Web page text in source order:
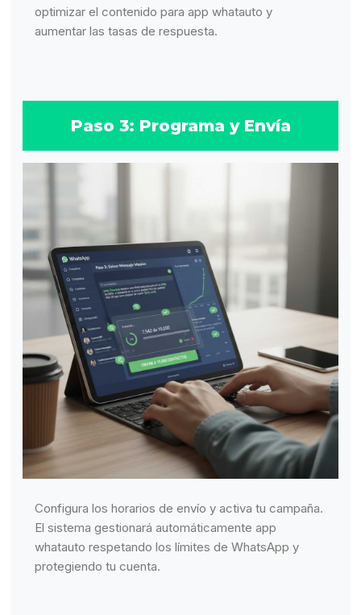
optimizar el contenido para app whatauto y
aumentar las tasas de respuesta.
Paso 3: Programa y Envía
Configura los horarios de envío y activa tu campaña.
El sistema gestionará automáticamente app
whatauto respetando los límites de WhatsApp y
protegiendo tu cuenta.